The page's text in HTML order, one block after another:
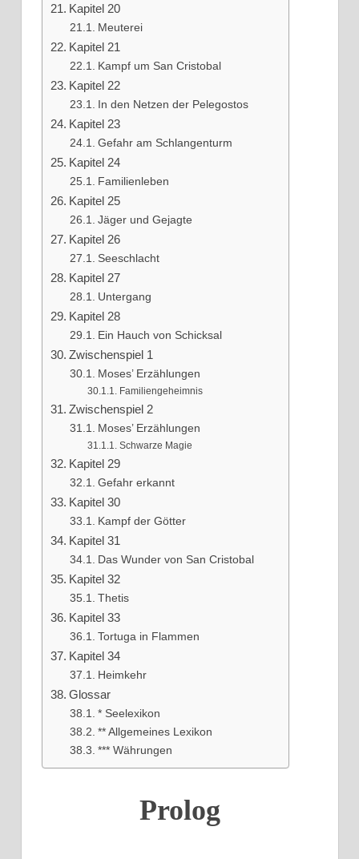
Kapitel 20
Meuterei
Kapitel 21
Kampf um San Cristobal
Kapitel 22
In den Netzen der Pelegostos
Kapitel 23
Gefahr am Schlangenturm
Kapitel 24
Familienleben
Kapitel 25
Jäger und Gejagte
Kapitel 26
Seeschlacht
Kapitel 27
Untergang
Kapitel 28
Ein Hauch von Schicksal
Zwischenspiel 1
Moses’ Erzählungen
Familiengeheimnis
Zwischenspiel 2
Moses’ Erzählungen
Schwarze Magie
Kapitel 29
Gefahr erkannt
Kapitel 30
Kampf der Götter
Kapitel 31
Das Wunder von San Cristobal
Kapitel 32
Thetis
Kapitel 33
Tortuga in Flammen
Kapitel 34
Heimkehr
Glossar
* Seelexikon
** Allgemeines Lexikon
*** Währungen
Prolog